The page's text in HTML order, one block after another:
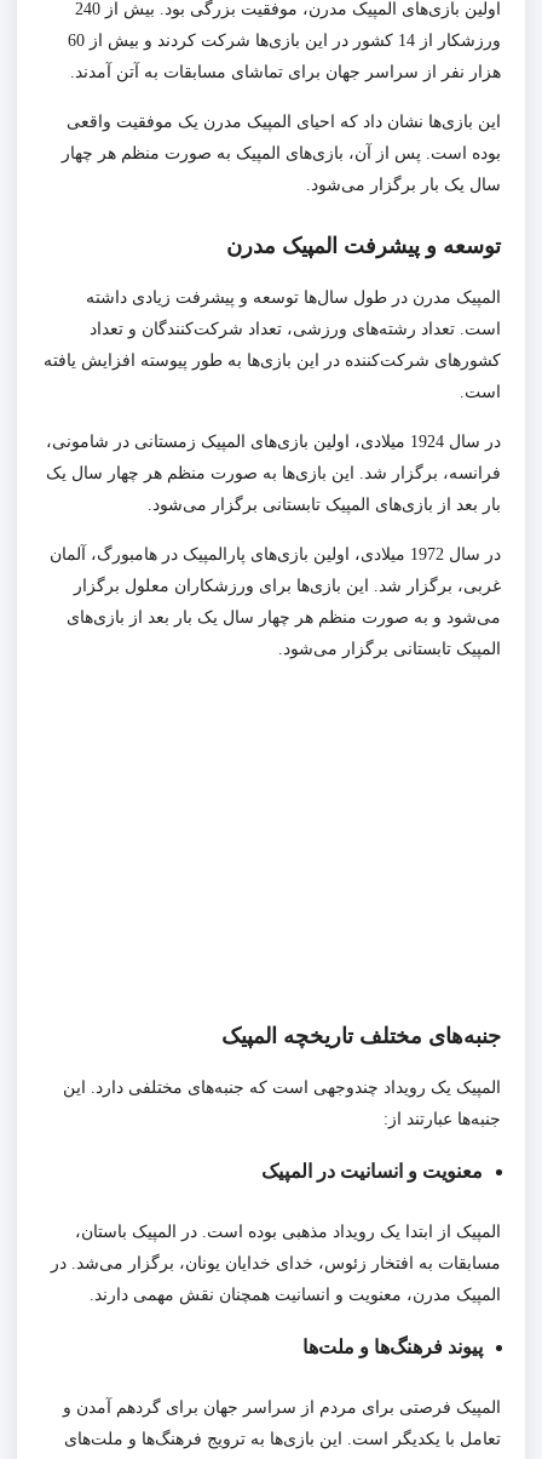
اولین بازی‌های المپیک مدرن، موفقیت بزرگی بود. بیش از 240
ورزشکار از 14 کشور در این بازی‌ها شرکت کردند و بیش از 60
هزار نفر از سراسر جهان برای تماشای مسابقات به آتن آمدند.
این بازی‌ها نشان داد که احیای المپیک مدرن یک موفقیت واقعی
بوده است. پس از آن، بازی‌های المپیک به صورت منظم هر چهار
سال یک بار برگزار می‌شود.
توسعه و پیشرفت المپیک مدرن
المپیک مدرن در طول سال‌ها توسعه و پیشرفت زیادی داشته
است. تعداد رشته‌های ورزشی، تعداد شرکت‌کنندگان و تعداد
کشورهای شرکت‌کننده در این بازی‌ها به طور پیوسته افزایش یافته
است.
در سال 1924 میلادی، اولین بازی‌های المپیک زمستانی در شامونی،
فرانسه، برگزار شد. این بازی‌ها به صورت منظم هر چهار سال یک
بار بعد از بازی‌های المپیک تابستانی برگزار می‌شود.
در سال 1972 میلادی، اولین بازی‌های پارالمپیک در هامبورگ، آلمان
غربی، برگزار شد. این بازی‌ها برای ورزشکاران معلول برگزار
می‌شود و به صورت منظم هر چهار سال یک بار بعد از بازی‌های
المپیک تابستانی برگزار می‌شود.
جنبه‌های مختلف تاریخچه المپیک
المپیک یک رویداد چندوجهی است که جنبه‌های مختلفی دارد. این
جنبه‌ها عبارتند از:
معنویت و انسانیت در المپیک
المپیک از ابتدا یک رویداد مذهبی بوده است. در المپیک باستان،
مسابقات به افتخار زئوس، خدای خدایان یونان، برگزار می‌شد. در
المپیک مدرن، معنویت و انسانیت همچنان نقش مهمی دارند.
پیوند فرهنگ‌ها و ملت‌ها
المپیک فرصتی برای مردم از سراسر جهان برای گردهم آمدن و
تعامل با یکدیگر است. این بازی‌ها به ترویج فرهنگ‌ها و ملت‌های